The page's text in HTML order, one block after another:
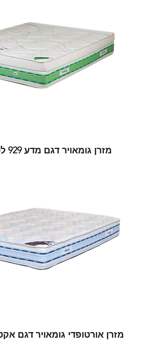
מזרן גומאויר דגם מדע 929 לטקס ויסקו
מזרן אורטופדי גומאויר דגם אקטיב 353